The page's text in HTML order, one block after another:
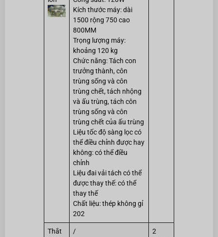
Kích thước máy: dài
1500 rộng 750 cao
800MM
Trọng lượng máy:
khoảng 120 kg
Chức năng: Tách con
trưởng thành, côn
trùng sống và côn
trùng chết, tách nhộng
và ấu trùng, tách côn
trùng sống và côn
trùng chết của ấu trùng
Liệu tốc độ sàng lọc có
thể điều chỉnh được hay
không: có thể điều
chỉnh
Liệu đai vải tách có thể
được thay thế: có thể
thay thế
Chất liệu: thép không gỉ
202
Thắt
/
2